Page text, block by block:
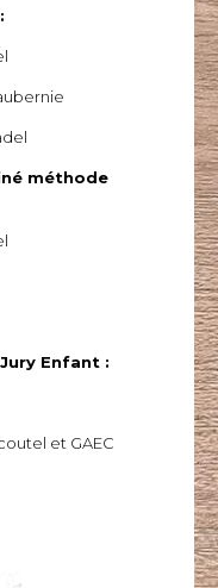
:
méthode
Jury Enfant :
et GAEC